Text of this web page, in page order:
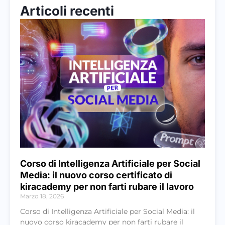
Articoli recenti
Corso di Intelligenza Artificiale per Social
Media: il nuovo corso certificato di
kiracademy per non farti rubare il lavoro
Marzo 18, 2026
Corso di Intelligenza Artificiale per Social Media: il
nuovo corso kiracademy per non farti rubare il